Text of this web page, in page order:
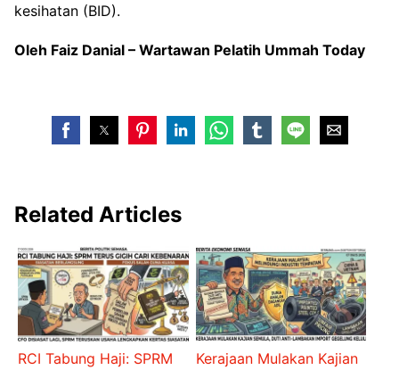
kesihatan (BID).
Oleh Faiz Danial – Wartawan Pelatih Ummah Today
Related Articles
RCI Tabung Haji: SPRM
Kerajaan Mulakan Kajian